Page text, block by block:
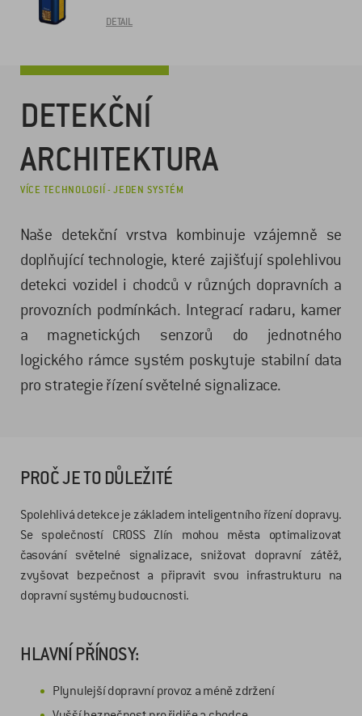
DETAIL
DETEKČNÍ
ARCHITEKTURA
VÍCE TECHNOLOGIÍ - JEDEN SYSTÉM
Naše detekční vrstva kombinuje vzájemně se
doplňující technologie, které zajišťují spolehlivou
detekci vozidel i chodců v různých dopravních a
provozních podmínkách. Integrací radaru, kamer
a magnetických senzorů do jednotného
logického rámce systém poskytuje stabilní data
pro strategie řízení světelné signalizace.
PROČ JE TO DŮLEŽITÉ
Spolehlivá detekce je základem inteligentního řízení dopravy.
Se společností CROSS Zlín mohou města optimalizovat
časování světelné signalizace, snižovat dopravní zátěž,
zvyšovat bezpečnost a připravit svou infrastrukturu na
dopravní systémy budoucnosti.
HLAVNÍ PŘÍNOSY:
Plynulejší dopravní provoz a méně zdržení